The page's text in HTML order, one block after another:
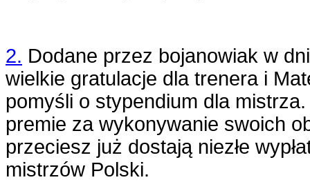
2. Dodane przez bojanowiak w
wielkie gratulacje dla trenera i
pomyśli o stypendium dla
premie za wykonywanie swoich
przeciesz już dostają niezłe
mistrzów Polski.